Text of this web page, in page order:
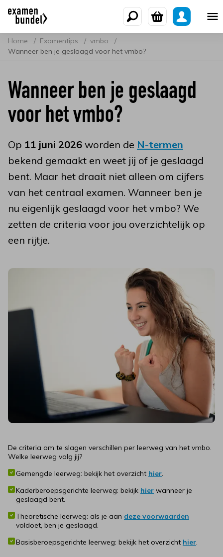
Home Examentips
vmbo
Wanneer ben je geslaagd voor het vmbo?
Wanneer ben je geslaagd
voor het vmbo?
Op 11 juni 2026 worden de N-termen
bekend gemaakt en weet jij of je geslaagd
bent. Maar het draait niet alleen om cijfers
van het centraal examen. Wanneer ben je
nu eigenlijk geslaagd voor het vmbo? We
zetten de criteria voor jou overzichtelijk op
een rijtje.
De criteria om te slagen verschillen per leerweg van het vmbo.
Welke leerweg volg jij?
Gemengde leerweg: bekijk het overzicht hier.
Kaderberoepsgerichte leerweg: bekijk hier wanneer je
geslaagd bent.
Theoretische leerweg: als je aan deze voorwaarden
voldoet, ben je geslaagd.
Basisberoepsgerichte leerweg: bekijk het overzicht hier.